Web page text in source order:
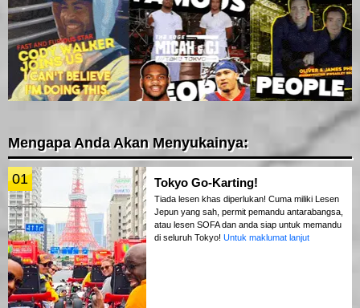
Mengapa Anda Akan Menyukainya:
01 Tokyo Go-Karting!
Tiada lesen khas diperlukan! Cuma miliki Lesen
Jepun yang sah, permit pemandu antarabangsa,
atau lesen SOFA dan anda siap untuk memandu
di seluruh Tokyo! Untuk maklumat lanjut